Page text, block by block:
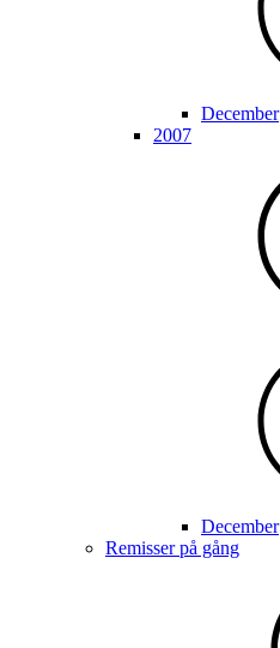
December
2007
December
Remisser på gång